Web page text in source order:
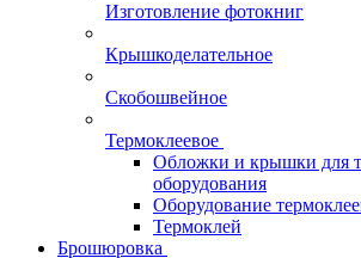
Изготовление фотокниг
Крышкоделательное
Скобошвейное
Термоклеевое
Обложки и крышки для
оборудования
Оборудование
Термоклей
Брошюровка